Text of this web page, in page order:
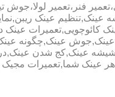
فنر،تعمیر
عینک,تنظیم عینک
کائوچویی,تعمیرات
عینک,جوش عینک,چگونه
شیشه عینک,کج شدن
عینک شما,تعمیرات